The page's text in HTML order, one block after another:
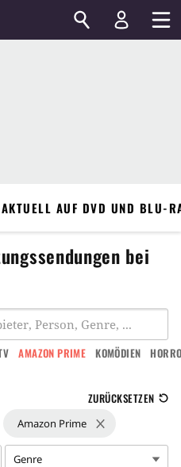
AKTUELL AUF DVD UND BLU-
bei
AMAZON PRIME KOMÖDIEN
ZURÜCKSETZEN
Amazon Prime
Genre